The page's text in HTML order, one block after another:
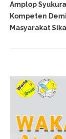
Amplop
Kompeten
Masyarakat